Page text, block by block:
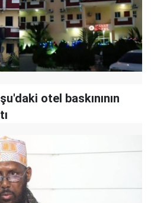
otel baskınının